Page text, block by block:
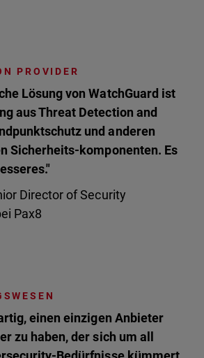
PROVIDER
Lösung von WatchGuard ist
aus Threat Detection and
und anderen
Sicherheits-komponenten. Es
Director of Security
Pax8
einen einzigen Anbieter
zu haben, der sich um all